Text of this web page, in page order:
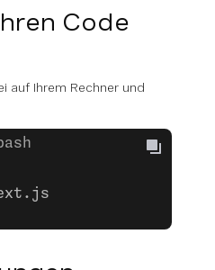
Code
auf Ihrem Rechner und